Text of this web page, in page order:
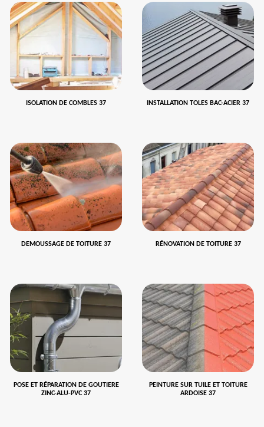
ISOLATION DE COMBLES 37 INSTALLATION TOLES BAC-ACIER 37
DEMOUSSAGE DE TOITURE 37 RÉNOVATION DE TOITURE 37
POSE ET RÉPARATION DE GOUTIERE
ZINC-ALU-PVC 37
PEINTURE SUR TUILE ET TOITURE
ARDOISE 37